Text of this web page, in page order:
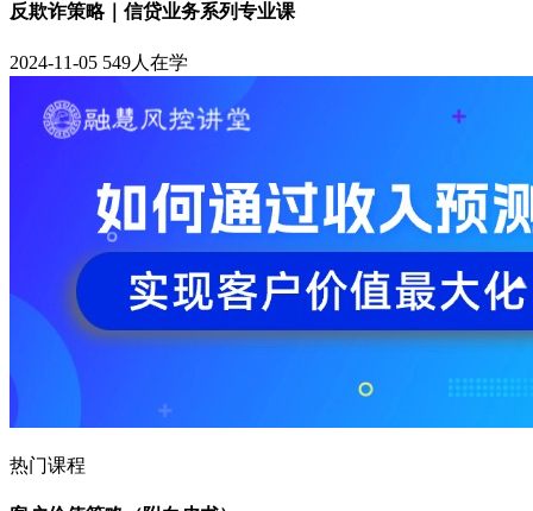
反欺诈策略｜信贷业务系列专业课
2024-11-05 549人在学
热门课程